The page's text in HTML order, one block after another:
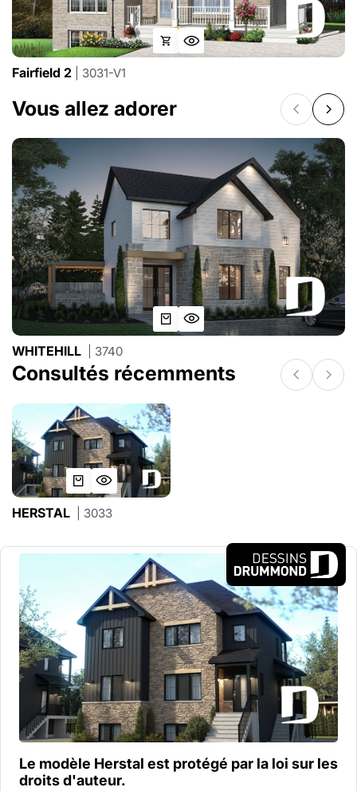
Fairfield 2 | 3031-V1
Vous allez adorer
WHITEHILL | 3740
Consultés récemments
HERSTAL | 3033
Le modèle Herstal est protégé par la loi sur les
droits d'auteur.